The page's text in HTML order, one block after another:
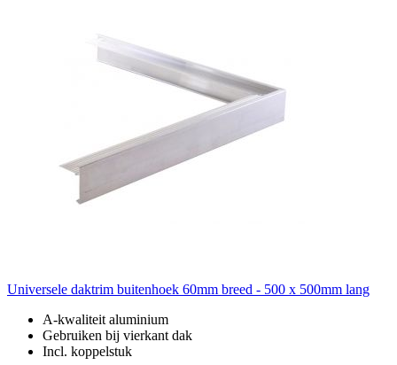
Universele daktrim buitenhoek 60mm breed - 500 x 500mm lang
A-kwaliteit aluminium
Gebruiken bij vierkant dak
Incl. koppelstuk